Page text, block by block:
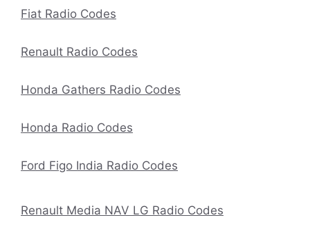
Fiat Radio Codes
Renault Radio Codes
Honda Gathers Radio Codes
Honda Radio Codes
Ford Figo India Radio Codes
Renault Media NAV LG Radio Codes